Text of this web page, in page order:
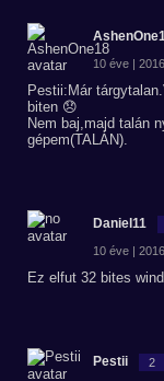
10 éve |
Pestii:Már
biten 😞
Nem baj,majd talán
gépem(TALÁN).
Daniel11
10 éve |
Ez elfut 32 bites
Pestii 2